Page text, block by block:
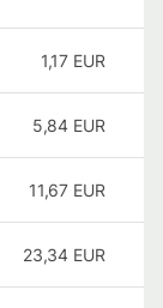
1,17 EUR
5,84 EUR
11,67 EUR
23,34 EUR